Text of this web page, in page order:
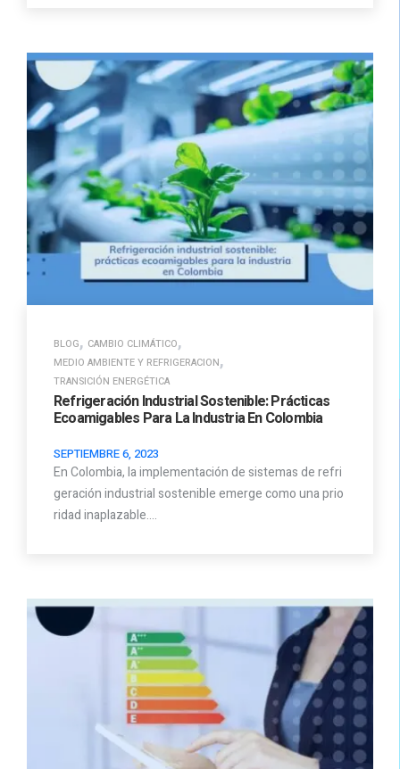
BLOG, CAMBIO CLIMÁTICO,
MEDIO AMBIENTE Y REFRIGERACION,
TRANSICIÓN ENERGÉTICA
Refrigeración Industrial Sostenible: Prácticas
Ecoamigables Para La Industria En Colombia
SEPTIEMBRE 6, 2023
En Colombia, la implementación de sistemas de refri
geración industrial sostenible emerge como una prio
ridad inaplazable.…